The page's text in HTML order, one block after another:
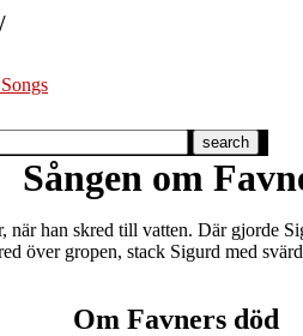
Sången om
han skred till vatten. Där gjorde
över gropen, stack Sigurd med
Om Favners död